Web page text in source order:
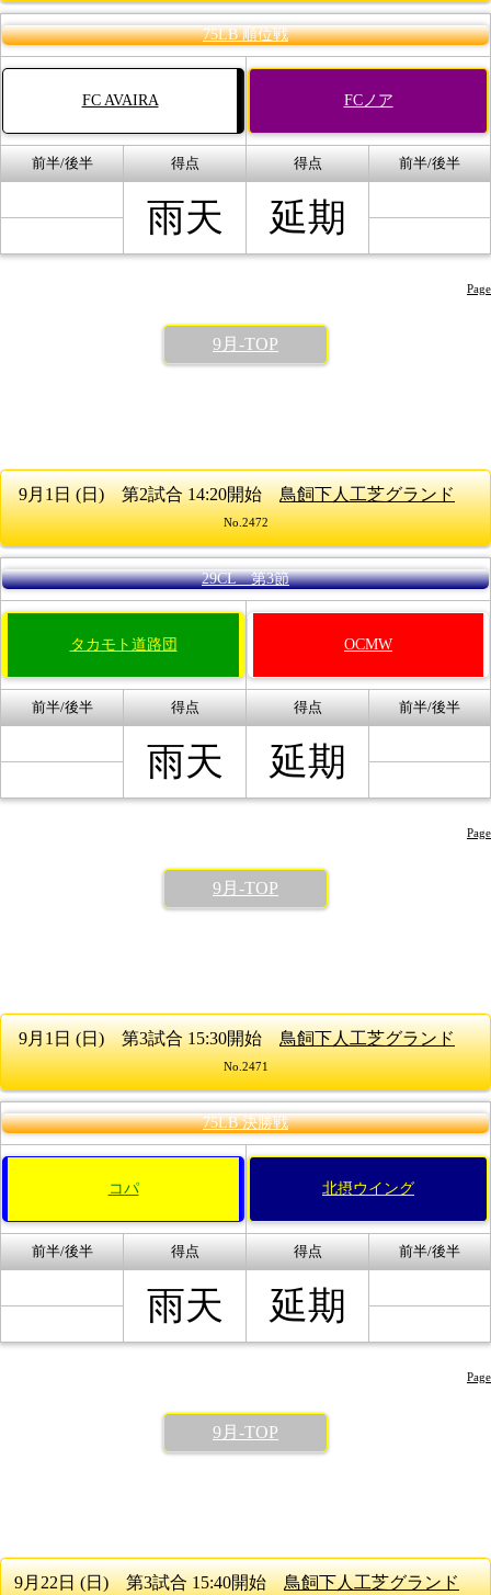
75LB 順位戦
FC AVAIRA FCノア
前半/後半 得点 得点 前半/後半
雨天 延期
Page
9月-TOP
9月1日 (日) 第2試合 14:20開始鳥飼下人工芝グランド
No.2472
29CL 第3節
タカモト道路団 OCMW
前半/後半 得点 得点 前半/後半
雨天 延期
Page
9月-TOP
9月1日 (日) 第3試合 15:30開始鳥飼下人工芝グランド
No.2471
75LB 決勝戦
コパ 北摂ウイング
前半/後半 得点 得点 前半/後半
雨天 延期
Page
9月-TOP
9月22日 (日) 第3試合 15:40開始鳥飼下人工芝グランド